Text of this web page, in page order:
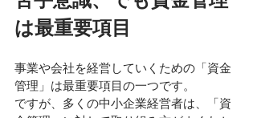
は最重要項目
事業や会社を経営していくための「資金
管理」は最重要項目の一つです。
ですが、多くの中小企業経営者は、「資